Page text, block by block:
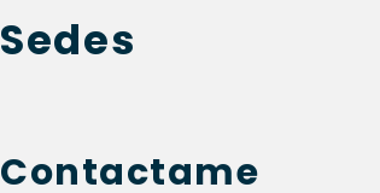
Sedes
Contactame